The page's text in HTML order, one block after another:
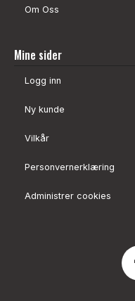
Om Oss
Mine sider
Logg inn
Ny kunde
Vilkår
Personvernerklæring
Administrer cookies